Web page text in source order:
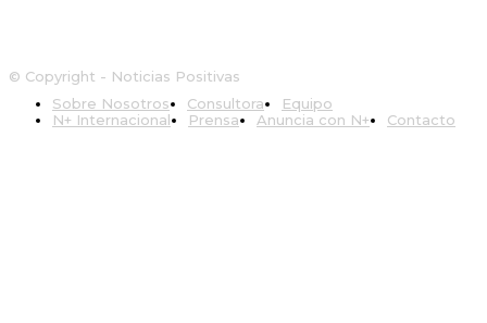
© Copyright - Noticias Positivas
Sobre Nosotros
Consultora
Equipo
N+ Internacional
Prensa Anuncia con N+ Contacto